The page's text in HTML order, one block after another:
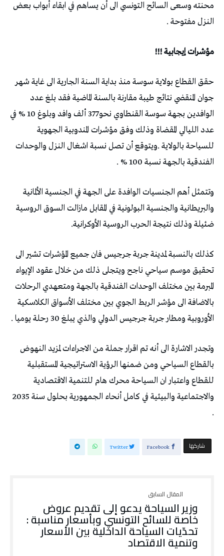
محنته وسعى السائح التونسي الى أن يساهم في ابقاء أبواب بعض
النزل مفتوحة .
مؤشرات إيجابية !!!
حقق القطاع بولاية سوسة منذ بداية السنة الجارية الى غاية شهر
جوان المنقضي نتائج طيبة مقارنة بالسنة الماضية فقد بلغ عدد
الوافدين بجهة سوسة القنطاوي نحو377 ألف وافد وبلوغ 10 % في
عدد الليالي المقضاة وذلك وفق مؤشرات المندوبية الجهوية
للسياحة بالولاية .ويتوقع أن تصل نسبة اشغال النزل والوحدات
الفندقية بالجهة نسبة 100 % .
وتتمثل أهم الجنسيات الوافدة على الجهة في الجنسية الألمانية
والبريطانية والجنسية البولونية في المقابل مازالت السوق الروسية
ضئيلة وذلك نتيجة الحرب الروسية الأوكرانية.
كذلك بالنسبة لمدينة جربة جرجيس فان جميع المؤشرات تشير الى
تحقيق موسم سياحي ناجح ويتجلى ذلك من خلال عقود الإيواء
المبرمة بين مختلف الوحدات الفندقية بالجهة ومتعهدي الرحلات
بالاضافة الى مؤشر الربط الجوي بين مختلف الأسواق الكلاسكية
الأوروبية ومطار جربة جرجيس الدولي والذي يبلغ 30 رحلة يوميا .
وتجدر الاشارة الى أنه تم اقرار جملة من الاجراءات لمزيد النهوض
بالقطاع السياحي ومن ضمنها الرؤية الاستراتيجية المستقبلية
للقطاع واعتبار ان السياحة محرك هام للتنمية الاقتصادية
والاجتماعية والبيئية في كامل أنحاء الجمهورية بحلول سنة 2035
.
‫‫ شاركها‬ Facebook
Twitter
وزير السياحة يدعو إلى تقديم عروض
خاصة للسائح التونسي وبأسعار مناسبة :
تحدّيات السياحة الداخلية بين الأسعار
وتنمية الاقتصاد